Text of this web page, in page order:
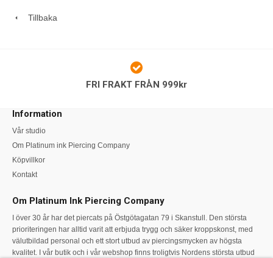
Tillbaka
FRI FRAKT FRÅN 999kr
Information
Vår studio
Om Platinum ink Piercing Company
Köpvillkor
Kontakt
Om Platinum Ink Piercing Company
I över 30 år har det piercats på Östgötagatan 79 i Skanstull. Den största
prioriteringen har alltid varit att erbjuda trygg och säker kroppskonst, med
välutbildad personal och ett stort utbud av piercingsmycken av högsta
kvalitet. I vår butik och i vår webshop finns troligtvis Nordens största utbud